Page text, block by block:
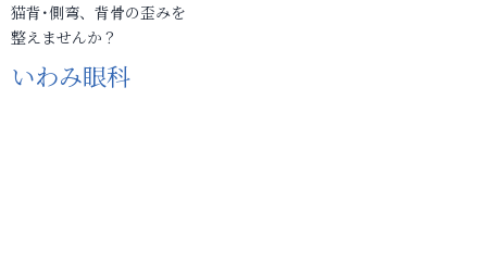
猫背･側弯、背骨の歪みを
整えませんか？
いわみ眼科